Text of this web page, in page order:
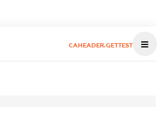
CAHEADER.GETTEST